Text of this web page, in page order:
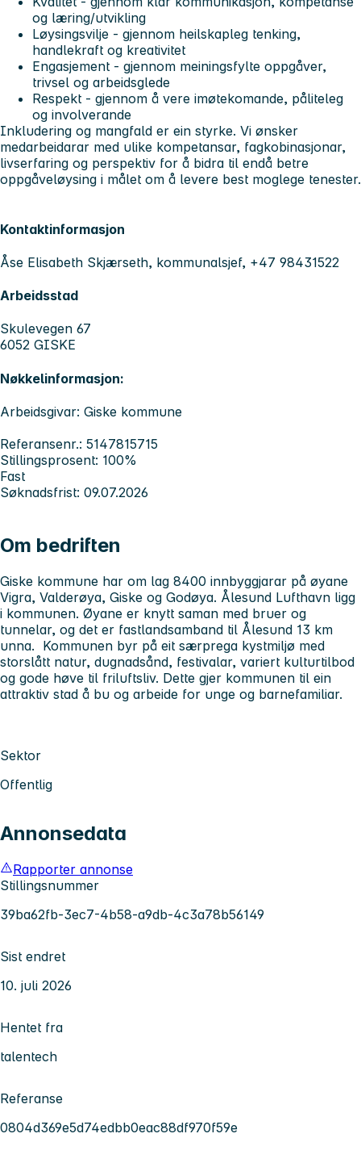
og læring/utvikling
Løysingsvilje - gjennom heilskapleg tenking,
handlekraft og kreativitet
Engasjement - gjennom meiningsfylte oppgåver,
trivsel og arbeidsglede
Respekt - gjennom å vere imøtekomande, påliteleg
og involverande
Inkludering og mangfald er ein styrke. Vi ønsker
medarbeidarar med ulike kompetansar, fagkobinasjonar,
livserfaring og perspektiv for å bidra til endå betre
oppgåveløysing i målet om å levere best moglege tenester.
Kontaktinformasjon
Åse Elisabeth Skjærseth, kommunalsjef, +47 98431522
Arbeidsstad
Skulevegen 67
6052 GISKE
Nøkkelinformasjon:
Arbeidsgivar: Giske kommune
Referansenr.: 5147815715
Stillingsprosent: 100%
Fast
Søknadsfrist: 09.07.2026
Om bedriften
Giske kommune har om lag 8400 innbyggjarar på øyane
Vigra, Valderøya, Giske og Godøya. Ålesund Lufthavn ligg
i kommunen. Øyane er knytt saman med bruer og
tunnelar, og det er fastlandsamband til Ålesund 13 km
unna. Kommunen byr på eit særprega kystmiljø med
storslått natur, dugnadsånd, festivalar, variert kulturtilbod
og gode høve til friluftsliv. Dette gjer kommunen til ein
attraktiv stad å bu og arbeide for unge og barnefamiliar.
Sektor
Offentlig
Annonsedata
Rapporter annonse
Stillingsnummer
39ba62fb-3ec7-4b58-a9db-4c3a78b56149
Sist endret
10. juli 2026
Hentet fra
talentech
Referanse
0804d369e5d74edbb0eac88df970f59e